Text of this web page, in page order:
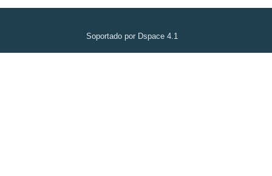
Soportado por Dspace 4.1